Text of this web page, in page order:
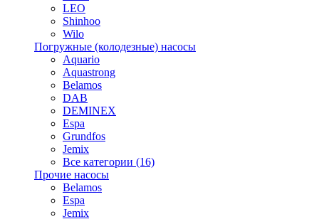
LEO
Shinhoo
Wilo
Погружные (колодезные) насосы
Aquario
Aquastrong
Belamos
DAB
DEMINEX
Espa
Grundfos
Jemix
Все категории (16)
Прочие насосы
Belamos
Espa
Jemix